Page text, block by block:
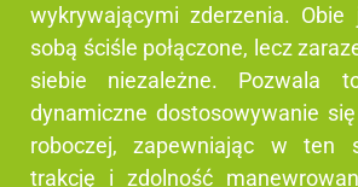
wykrywającymi zderzenia.
sobą ściśle połączone, lecz
siebie niezależne. Pozwala
dynamiczne dostosowywanie
roboczej, zapewniając w ten
trakcję i zdolność